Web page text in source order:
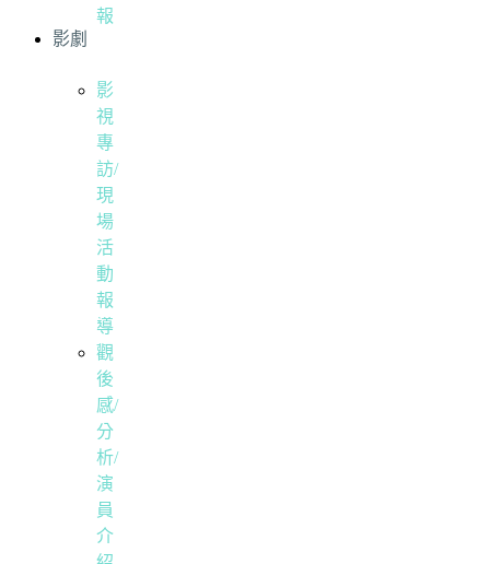
報
影劇
影
視
專
訪/
現
場
活
動
報
導
觀
後
感/
分
析/
演
員
介